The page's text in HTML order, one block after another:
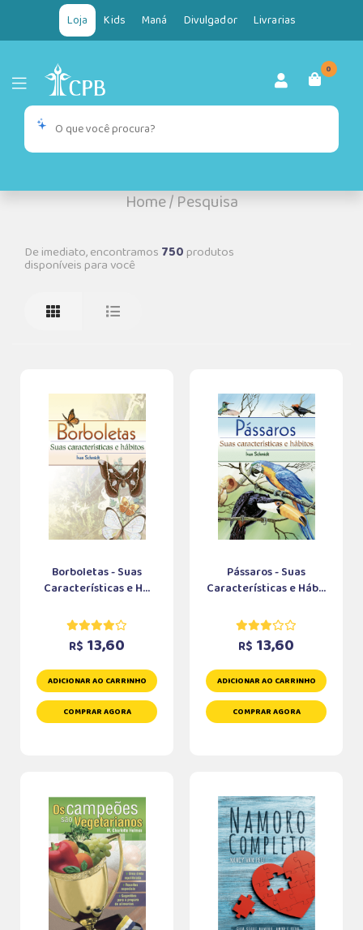
Loja Kids Maná Divulgador Livrarias
0
Home/Pesquisa
De imediato, encontramos 750produtos
disponíveis para você
Borboletas - Suas
Características e H...
R$ 13,60
ADICIONAR AO CARRINHO
COMPRAR AGORA
Pássaros - Suas
Características e Háb...
R$ 13,60
ADICIONAR AO CARRINHO
COMPRAR AGORA